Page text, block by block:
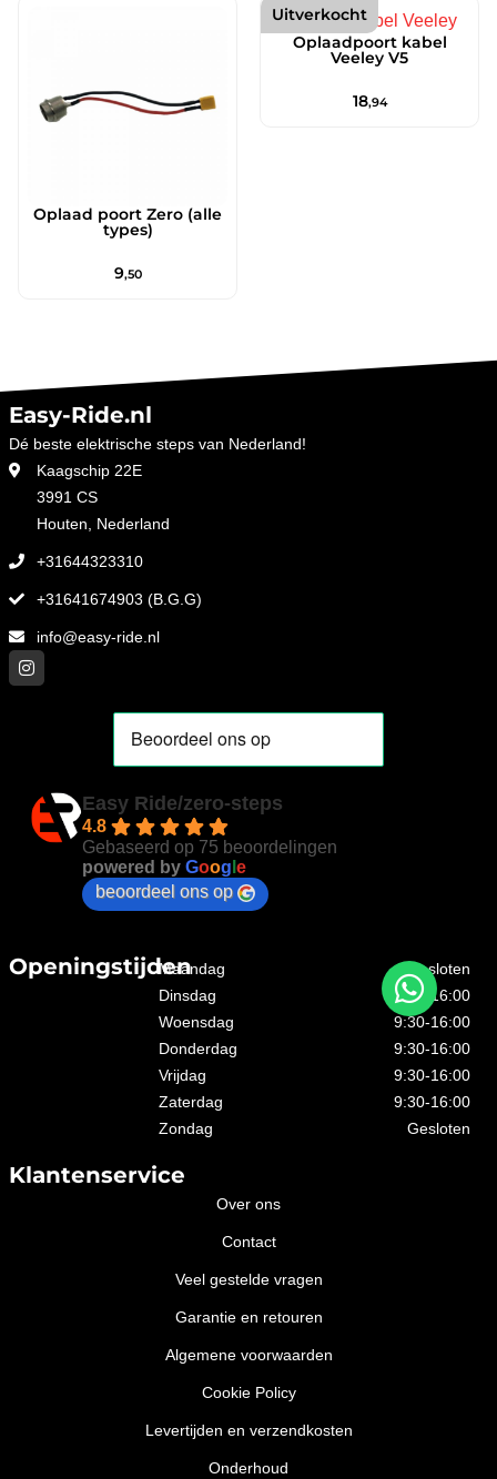
Oplaad poort Zero (alle
types)
9,50
Uitverkocht
Oplaadpoort kabel
Veeley V5
18,94
Easy-Ride.nl
Dé beste elektrische steps van Nederland!
Kaagschip 22E
3991 CS
Houten, Nederland
+31644323310
+31641674903 (B.G.G)
info@easy-ride.nl
Easy Ride/zero-steps
4.8
Gebaseerd op 75 beoordelingen
powered by Goog e
beoordeel ons op
OpeningstijdenMaandag
gesloten
Dinsdag
9:30-16:00
Woensdag
9:30-16:00
Donderdag
9:30-16:00
Vrijdag
9:30-16:00
Zaterdag
9:30-16:00
Zondag
Gesloten
Klantenservice
Over ons
Contact
Veel gestelde vragen
Garantie en retouren
Algemene voorwaarden
Cookie Policy
Levertijden en verzendkosten
Onderhoud